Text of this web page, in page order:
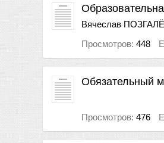
Вячеслав
Просмотров: 448
Обязательный
Просмотров: 476